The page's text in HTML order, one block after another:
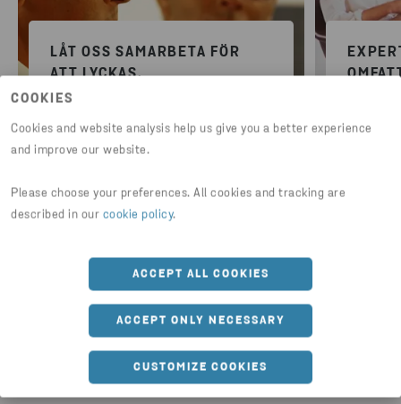
COOKIES
Cookies and website analysis help us give you a better experience
and improve our website.
Please choose your preferences. All cookies and tracking are
described in our cookie policy.
ACCEPT ALL COOKIES
ACCEPT ONLY NECESSARY
CUSTOMIZE COOKIES
LÅT OSS SAMARBETA FÖR
ATT LYCKAS.
Steg 1 – Att starta ett cirkulärt
företag är inte svårt. Ja, det finns
vissa utmaningar. Och ja, du måste
hittar andra att samarbeta med har
du redan fått en bra start.